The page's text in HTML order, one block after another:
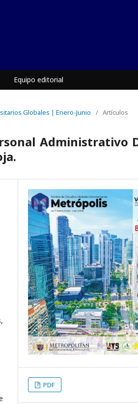
Equipo editorial
Globales | Enero-Junio / Artículos
Administrativo
PDF